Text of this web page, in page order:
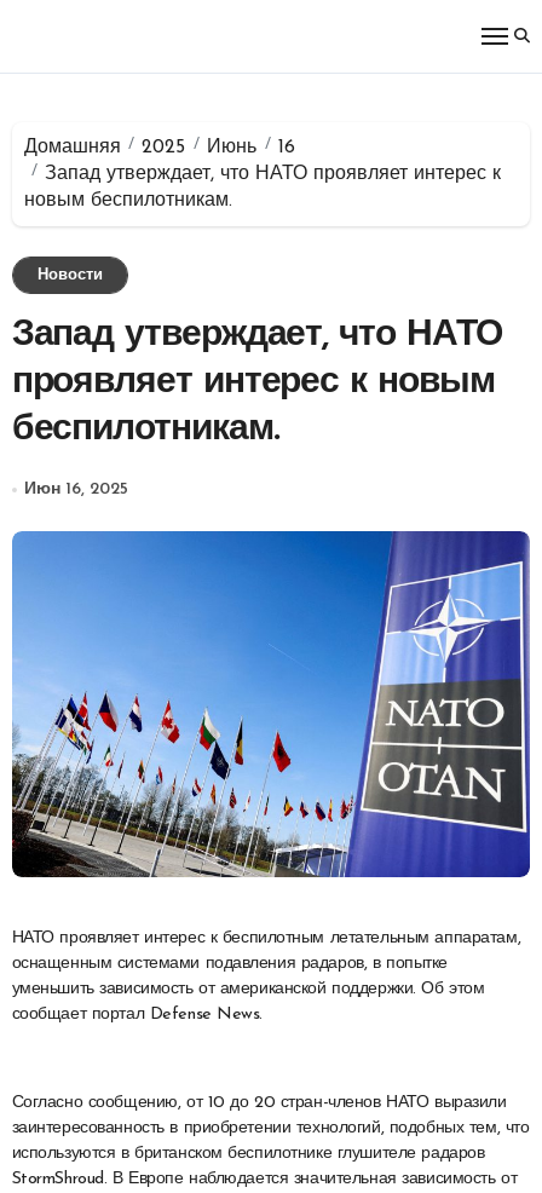
Домашняя 2025 Июнь
16
Запад утверждает, что НАТО проявляет интерес к
новым беспилотникам.
Новости
Запад утверждает, что НАТО
проявляет интерес к новым
беспилотникам.
Июн 16, 2025
НАТО проявляет интерес к беспилотным летательным аппаратам,
оснащенным системами подавления радаров, в попытке
уменьшить зависимость от американской поддержки. Об этом
сообщает портал Defense News.
Согласно сообщению, от 10 до 20 стран-членов НАТО выразили
заинтересованность в приобретении технологий, подобных тем, что
используются в британском беспилотнике глушителе радаров
StormShroud. В Европе наблюдается значительная зависимость от